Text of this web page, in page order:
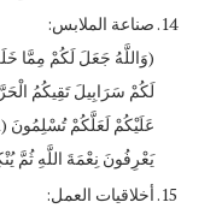
صناعة الملابس:
(وَاللَّهُ جَعَلَ لَكُمْ مِمَّا
لَكُمْ سَرَابِيلَ تَقِيكُمُ
يَعْرِفُونَ نِعْمَةَ اللَّهِ ثُمَّ
أخلاقيات العمل: